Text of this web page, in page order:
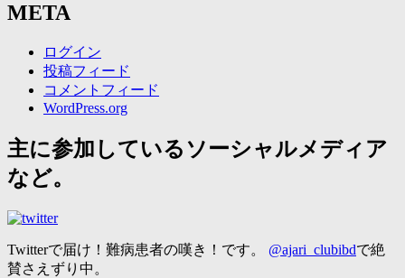
META
ログイン
投稿フィード
コメントフィード
WordPress.org
主に参加しているソーシャルメディア
など。
Twitterで届け！難病患者の嘆き！です。 @ajari_clubibdで絶
賛さえずり中。